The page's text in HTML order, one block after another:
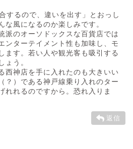
するので、違いを出す」とおっし
な風になるのか楽しみです。
派のオーソドックスな百貨店では
ンターテイメント性も加味し、モ
ます。若い人や観光客も吸引する
ょう。
西神店を手に入れたのも大きいい
？）である神戸線乗り入れのター
れれるのですから。恐れ入りま
返信